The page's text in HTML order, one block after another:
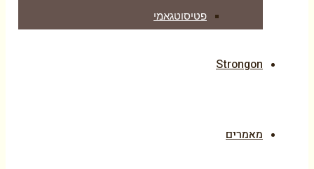
פטיסוטגאמי
Strongon
מאמרים